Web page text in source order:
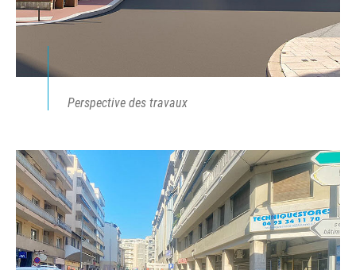
Perspective des travaux